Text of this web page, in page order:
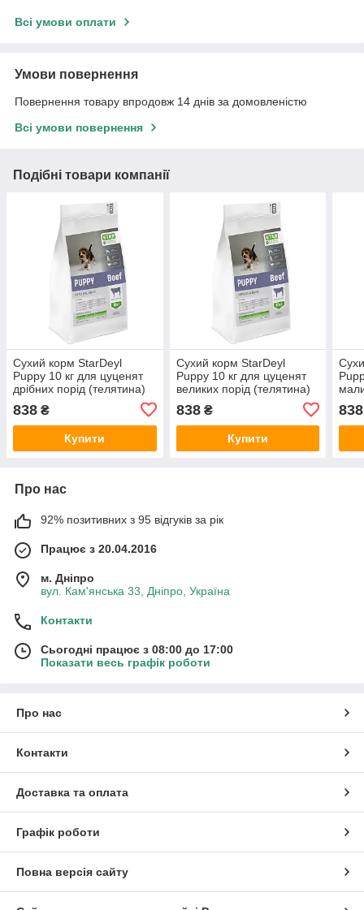
Всі умови оплати
Умови повернення
Повернення товару впродовж 14 днів за домовленістю
Всі умови повернення
Подібні товари компанії
Сухий корм StarDeyl
Puppy 10 кг для цуценят
дрібних порід (телятина)
838 ₴
Купити
Сухий корм StarDeyl
Puppy 10 кг для цуценят
великих порід (телятина)
838₴
Купити
838
Про нас
92% позитивних з 95 відгуків за рік
Працює з 20.04.2016
м. Дніпро
вул. Кам'янська 33, Дніпро, Україна
Контакти
Сьогодні працює з 08:00 до 17:00
Показати весь графік роботи
Про нас
Контакти
Доставка та оплата
Графік роботи
Повна версія сайту